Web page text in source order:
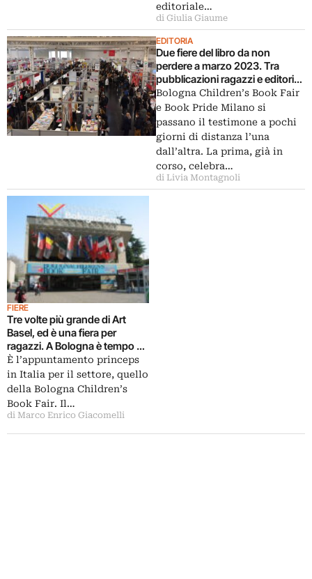
editoriale…
di Giulia Giaume
EDITORIA
Due fiere del libro da non
perdere a marzo 2023. Tra
pubblicazioni ragazzi e editori
indipendenti
Bologna Children’s Book Fair
e Book Pride Milano si
passano il testimone a pochi
giorni di distanza l’una
dall’altra. La prima, già in
corso, celebra…
di Livia Montagnoli
FIERE
Tre volte più grande di Art
Basel, ed è una fiera per
ragazzi. A Bologna è tempo di
Children’s Book Fair
È l’appuntamento princeps
in Italia per il settore, quello
della Bologna Children’s
Book Fair. Il…
di Marco Enrico Giacomelli